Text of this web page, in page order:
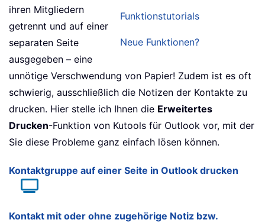
Funktionstutorials
Neue Funktionen?
ihren Mitgliedern
getrennt und auf einer
separaten Seite
ausgegeben – eine
unnötige Verschwendung von Papier! Zudem ist es oft
schwierig, ausschließlich die Notizen der Kontakte zu
drucken. Hier stelle ich Ihnen die Erweitertes
Drucken-Funktion von Kutools für Outlook vor, mit der
Sie diese Probleme ganz einfach lösen können.
Kontaktgruppe auf einer Seite in Outlook drucken
Kontakt mit oder ohne zugehörige Notiz bzw.